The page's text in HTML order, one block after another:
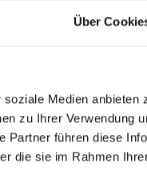
Über
Medien anbieten
zu Ihrer Verwendung
Partner führen diese
die sie im Rahmen
20:00
Einlass: